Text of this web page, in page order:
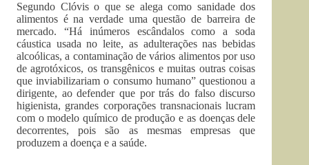
Segundo Clóvis o que se alega como sanidade dos
alimentos é na verdade uma questão de barreira de
mercado. “Há inúmeros escândalos como a soda
cáustica usada no leite, as adulterações nas bebidas
alcoólicas, a contaminação de vários alimentos por uso
de agrotóxicos, os transgênicos e muitas outras coisas
que inviabilizariam o consumo humano” questionou a
dirigente, ao defender que por trás do falso discurso
higienista, grandes corporações transnacionais lucram
com o modelo químico de produção e as doenças dele
decorrentes, pois são as mesmas empresas que
produzem a doença e a saúde.